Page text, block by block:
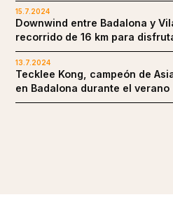
15.7.2024
Downwind entre Badalona y
recorrido de 16 km para
13.7.2024
Tecklee Kong, campeón de
en Badalona durante el verano